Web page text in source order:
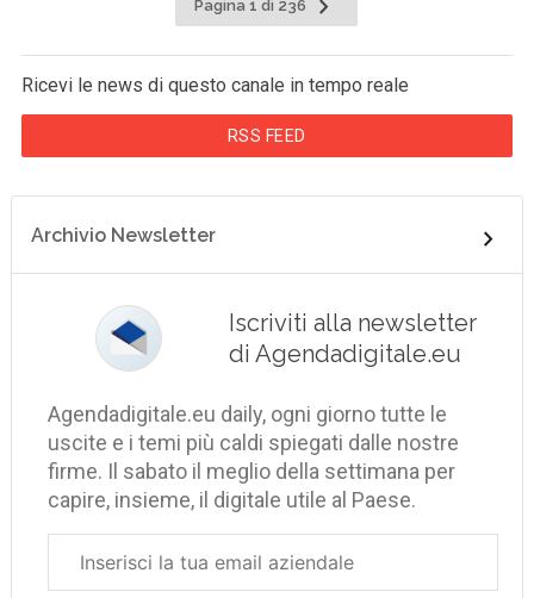
Pagina 1 di 236
Ricevi le news di questo canale in tempo reale
RSS FEED
Archivio Newsletter
Iscriviti alla newsletter
di Agendadigitale.eu
Agendadigitale.eu daily, ogni giorno tutte le
uscite e i temi più caldi spiegati dalle nostre
firme. Il sabato il meglio della settimana per
capire, insieme, il digitale utile al Paese.
aziendale